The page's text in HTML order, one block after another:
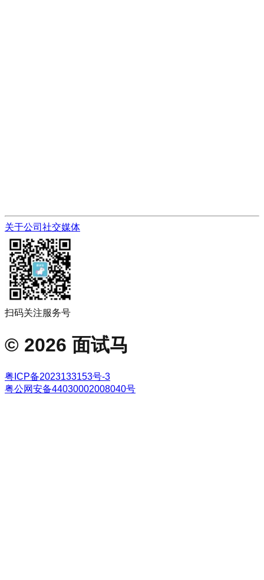
关于公司 社交媒体
扫码关注服务号
© 2026 面试马
粤ICP备2023133153号-3
粤公网安备44030002008040号